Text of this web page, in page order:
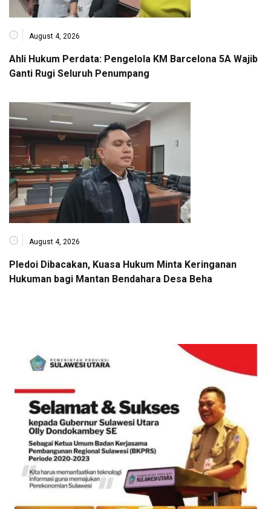
August 4, 2026
Ahli Hukum Perdata: Pengelola KM Barcelona 5A Wajib
Ganti Rugi Seluruh Penumpang
August 4, 2026
Pledoi Dibacakan, Kuasa Hukum Minta Keringanan
Hukuman bagi Mantan Bendahara Desa Beha